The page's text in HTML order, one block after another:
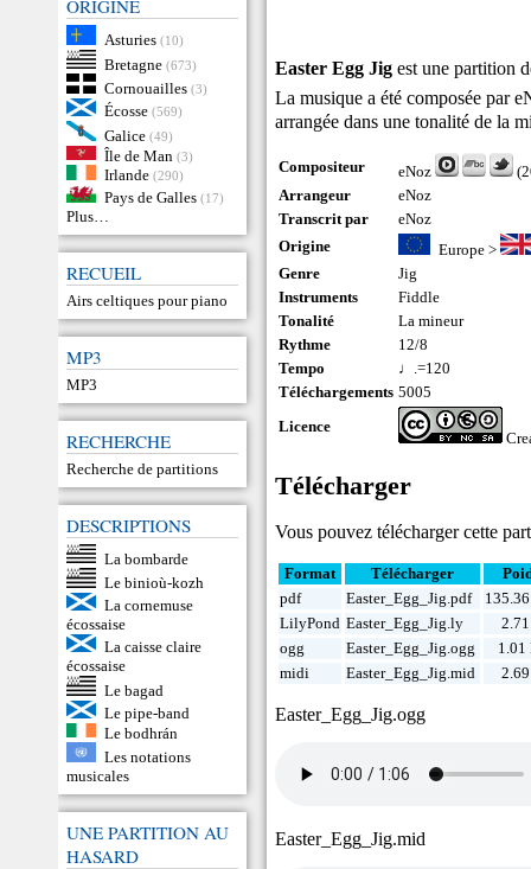
ORIGINE
Asturies (10)
Bretagne (673)
Cornouailles (3)
Écosse (569)
Galice (49)
Île de Man (3)
Irlande (290)
Pays de Galles (17)
Plus…
RECUEIL
Airs celtiques pour piano
MP3
MP3
RECHERCHE
Recherche de partitions
DESCRIPTIONS
La bombarde
Le binioù-kozh
La cornemuse
écossaise
La caisse claire
écossaise
Le bagad
Le pipe-band
Le bodhrán
Les notations
musicales
UNE PARTITION AU
HASARD
Easter Egg Jig est une partition
La musique a été composée par
arrangée dans une tonalité de la
Compositeur eNoz
Arrangeur
eNoz
Transcrit par
eNoz
Origine
Europe>
Genre
Jig
Instruments
Fiddle
Tonalité
La mineur
Rythme
12/8
Tempo
♩.=120
Téléchargements 5005
Licence
Télécharger
Vous pouvez télécharger cette
Format Télécharger
pdf
Easter_Egg_Jig.pdf
LilyPond Easter_Egg_Jig.ly
ogg
Easter_Egg_Jig.ogg
midi
Easter_Egg_Jig.mid
Easter_Egg_Jig.ogg
Easter_Egg_Jig.mid